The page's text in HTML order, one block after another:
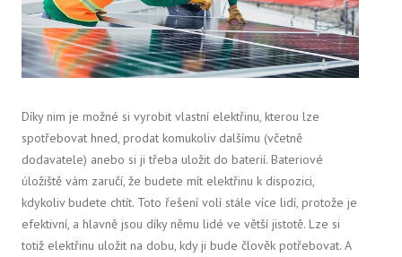
Díky nim je možné si vyrobit vlastní elektřinu, kterou lze
spotřebovat hned, prodat komukoliv dalšímu (včetně
dodavatele) anebo si ji třeba uložit do baterií. Bateriové
úložiště vám zaručí, že budete mít elektřinu k dispozici,
kdykoliv budete chtít. Toto řešení volí stále více lidí, protože je
efektivní, a hlavně jsou díky němu lidé ve větší jistotě. Lze si
totiž elektřinu uložit na dobu, kdy ji bude člověk potřebovat. A